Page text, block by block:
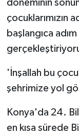
döneminin
çocuklarımızın
başlangıca
'İnşallah bu
şehrimize yol
Konya'da 24.
en kısa sürede
MAGAZİN
Otomobil
Sağlık